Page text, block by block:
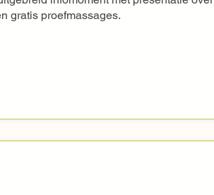
gratis proefmassages.